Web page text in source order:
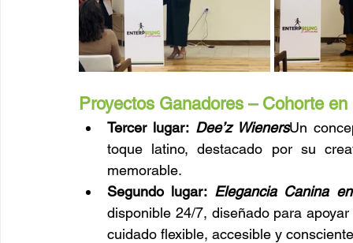
Proyectos Ganadores – Cohorte en
Tercer lugar: Dee’z WienersUn
toque latino, destacado por su
memorable.
Segundo lugar: Elegancia Canina
disponible 24/7, diseñado para
cuidado flexible, accesible y